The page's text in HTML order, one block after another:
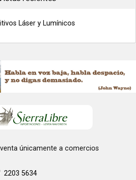
Láser y Lumínicos
únicamente a comercios
2203 5634